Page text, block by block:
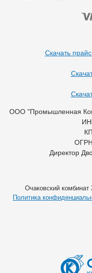
Скачать
ООО "Промышленная
ОГРН
Директор
Очаковский
Политика